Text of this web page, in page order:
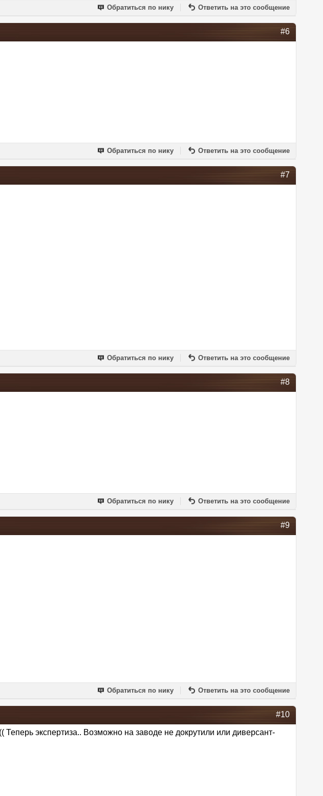
Обратиться по нику Ответить на это сообщение
#6
Обратиться по нику Ответить на это сообщение
#7
Обратиться по нику Ответить на это сообщение
#8
Обратиться по нику Ответить на это сообщение
#9
Обратиться по нику Ответить на это сообщение
#10
экспертиза.. Возможно на заводе не докрутили или диверсант-